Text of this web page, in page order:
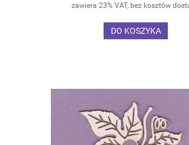
zawiera 23% VAT, bez kosztów
DO KOSZYKA